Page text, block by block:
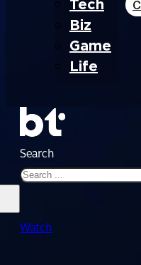
Tech
Biz
Game
Life
Search
Watch